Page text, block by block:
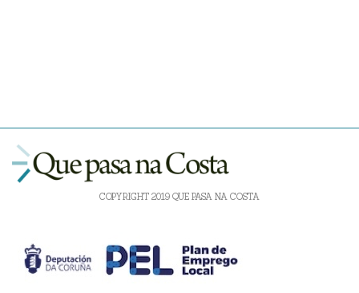
COPYRIGHT 2019 QUE PASA NA COSTA